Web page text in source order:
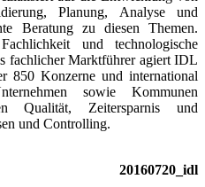
Planung, Analyse und
Beratung zu diesen Themen.
und technologische
fachlicher Marktführer agiert IDL
850 Konzerne und international
sowie Kommunen
Qualität, Zeitersparnis und
und Controlling.
20160720_idl